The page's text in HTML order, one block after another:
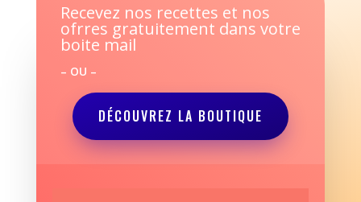
Recevez nos recettes et nos
ofrres gratuitement dans votre
boite mail
– OU –
DÉCOUVREZ LA BOUTIQUE